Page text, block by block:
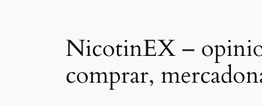
NicotinEX –
comprar,